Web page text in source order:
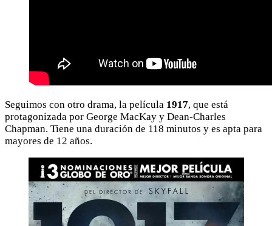
Seguimos con otro drama, la película 1917, que está
protagonizada por George MacKay y Dean-Charles
Chapman. Tiene una duración de 118 minutos y es apta para
mayores de 12 años.